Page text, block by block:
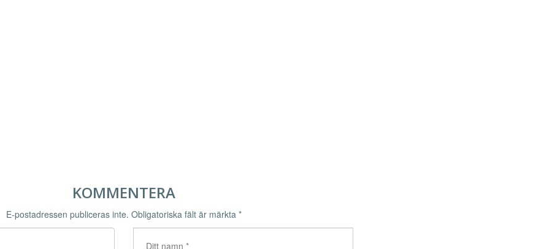
KOMMENTERA
E-postadressen publiceras inte. Obligatoriska fält är märkta *